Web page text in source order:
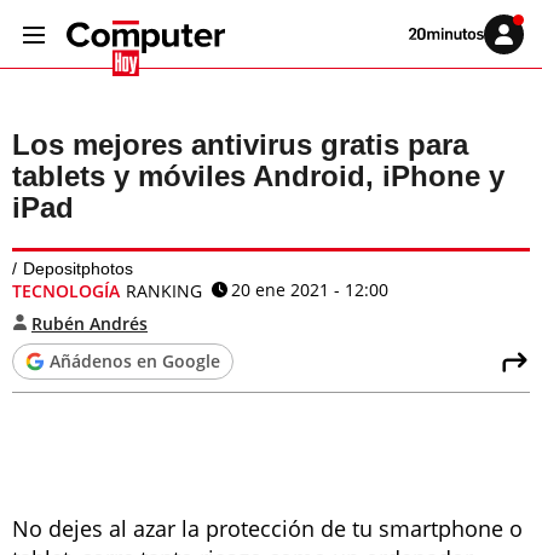
Volver
Iniciar
sesión
Los mejores antivirus gratis para
tablets y móviles Android, iPhone y
iPad
Depositphotos
TECNOLOGÍA RANKING
20 ene 2021 - 12:00
Rubén Andrés
Añádenos en Google
No dejes al azar la protección de tu smartphone o